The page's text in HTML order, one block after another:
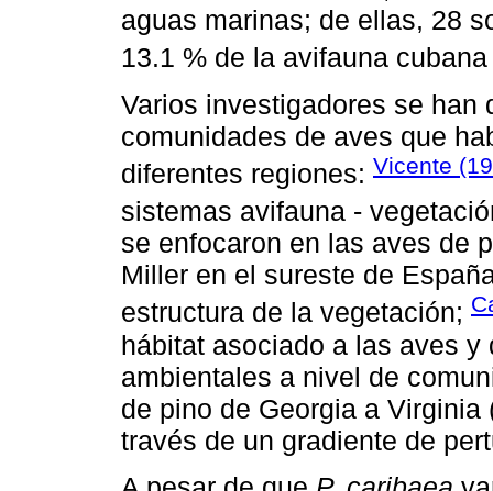
aguas marinas; de ellas, 28
13.1 % de la avifauna cubana
Varios investigadores se han
comunidades de aves que
diferentes regiones: Vicente
sistemas avifauna -
se enfocaron en las aves de
Miller en el sureste de
estructura de la vegetación;
hábitat asociado a las aves
ambientales a nivel de
de pino de Georgia a
través de un gradiente de